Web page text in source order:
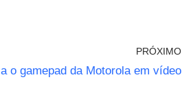
PRÓXIMO
o gamepad da Motorola em vídeo